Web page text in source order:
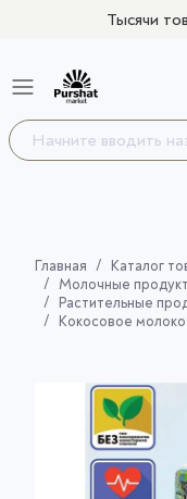
Тысячи
Главная Каталог
Молочные
Растительные
Кокосовое